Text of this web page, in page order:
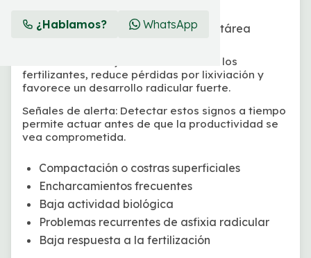
¿Hablamos? WhatsApp
Se mejora la rentabilidad por hectárea
Un suelo sano mejora la eficiencia de los
fertilizantes, reduce pérdidas por lixiviación y
favorece un desarrollo radicular fuerte.
Señales de alerta: Detectar estos signos a tiempo
permite actuar antes de que la productividad se
vea comprometida.
Compactación o costras superficiales
Encharcamientos frecuentes
Baja actividad biológica
Problemas recurrentes de asfixia radicular
Baja respuesta a la fertilización